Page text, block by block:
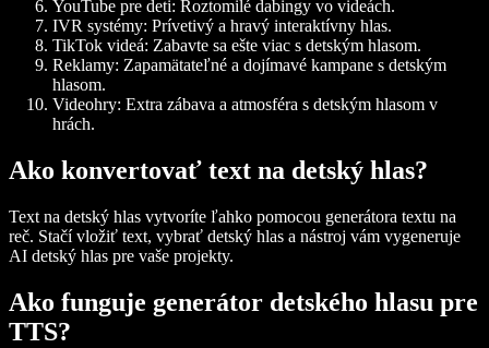
YouTube pre deti: Roztomilé dabingy vo videách.
IVR systémy: Prívetivý a hravý interaktívny hlas.
TikTok videá: Zabavte sa ešte viac s detským hlasom.
Reklamy: Zapamätateľné a dojímavé kampane s detským
hlasom.
Videohry: Extra zábava a atmosféra s detským hlasom v
hrách.
Ako konvertovať text na detský hlas?
Text na detský hlas vytvoríte ľahko pomocou generátora textu na
reč. Stačí vložiť text, vybrať detský hlas a nástroj vám vygeneruje
AI detský hlas pre vaše projekty.
Ako funguje generátor detského hlasu pre
TTS?